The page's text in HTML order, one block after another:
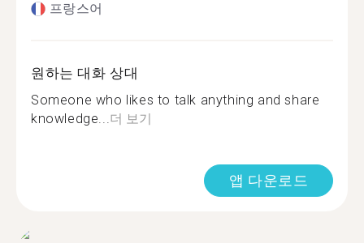
프랑스어
원하는 대화 상대
Someone who likes to talk anything and share
knowledge...더 보기
앱 다운로드